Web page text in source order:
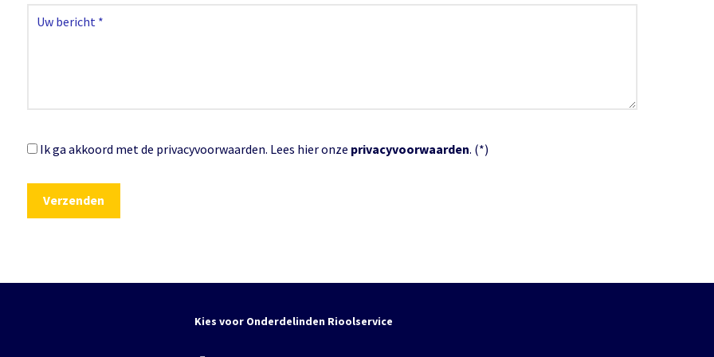
Ik ga akkoord met de privacyvoorwaarden. Lees hier onze privacyvoorwaarden. (*)
Kies voor Onderdelinden Rioolservice